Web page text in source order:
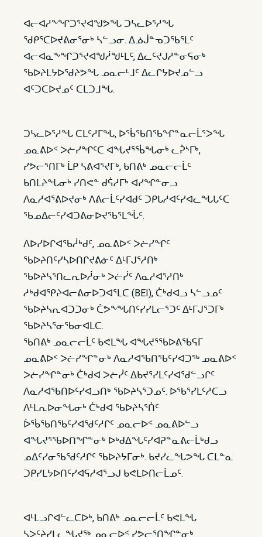
ᐊᓕᐊᓱᖕᖏᑐᕐᔪᐊᖑᕗᖓ ᑐᓴᓚᐅᕐᓱᖓ
ᖁᑭᕐᑕᐅᔪᕕᓂᕐᓂᒃ ᓴᓪᓗᓂ. ᐃᓅᒎᓐᓀᑐᖃᕐᒪᑦ
ᐊᓕᐊᓇᖕᖏᑐᕐᔪᐊᖑᓲᖑᒻᒪᑦ, ᐃᓚᑦᔪᒍᓱᓐᓂᕋᓂᒃ
ᖃᐅᔨᒪᔭᐅᖁᔨᕗᖓ ᓄᓇᓕᒻᒧᑦ ᐃᓚᒋᔭᐅᔪᓄᓪᓗ
ᐊᑦᑐᑕᐅᔪᓄᑦ ᑕᒪᑐᒧᖓ.
ᑐᓴᓚᐅᕐᓱᖓ ᑕᒪᑦᓱᒥᖓ, ᐅᖄᖃᑎᖃᖏᓐᓇᓕᒫᕐᐳᖓ
ᓄᓇᕕᐅᑉ ᐳᓖᓯᖏᑦᑕ ᐊᖓᔪᕐᖄᖓᓂᒃ ᓚᕉᔅᒥᒃ,
ᓯᕗᓕᕐᑎᒥᒃ ᒫᑭ ᓴᕕᐊᕐᔪᒥᒃ, ᑲᑎᕕᒃ ᓄᓇᓕᓕᒫᑦ
ᑲᑎᒪᔨᖓᓂᒃ ᓯᑎᕙᓐ ᑯᕌᓱᒥᒃ ᐊᓯᖏᓐᓂᓗ
ᐱᓇᓱᐊᕐᕕᐅᔪᓂᒃ ᐱᕕᓕᒫᑦᓯᐊᑯᑦ ᑐᑭᒐᓱᐊᑦᓯᐊᓚᖓᒐᑦᑕ
ᖃᓄᐃᓕᑦᓯᐊᑐᕕᓂᐅᔪᖃᕐᒪᖔᑦ.
ᐱᐅᓯᐅᒋᐊᖃᓲᒃᑯᑦ, ᓄᓇᕕᐅᑉ ᐳᓖᓯᖏᑦ
ᖃᐅᔨᑎᑦᓯᓴᐅᑎᒋᔪᕕᓃᑦ ᐃᒻᒥᒍᕐᓱᑎᒃ
ᖃᐅᔨᓴᕐᑎᓚᕆᐅᓲᓂᒃ ᐳᓖᓰᑦ ᐱᓇᓱᐊᕐᓱᑎᒃ
ᓱᒃᑯᐊᕿᔨᐊᓕᕕᓂᐅᑐᐊᕐᒪᑕ (BEI), ᑖᒃᑯᐊᓗ ᓴᓪᓗᓄᑦ
ᖃᐅᔨᓴᕆᐊᑐᑐᓂᒃ ᑖᕗᖕᖓᑎᑦᓯᓯᒪᓕᕐᑐᑦ ᐃᒻᒥᒍᕐᑐᒥᒃ
ᖃᐅᔨᓴᕐᓂᖃᓂᐊᒪᑕ.
ᖃᑎᕕᒃ ᓄᓇᓕᓕᒫᑦ ᑲᕙᒪᖓ ᐊᖓᔪᕐᖃᐅᕕᖃᕋᒥ
ᓄᓇᕕᐅᑉ ᐳᓖᓯᖏᓐᓂᒃ ᐱᓇᓱᐊᖃᑎᖃᑦᓯᐊᑐᖅ ᓄᓇᕕᐅᑉ
ᐳᓖᓯᖏᓐᓂᒃ ᑖᒃᑯᐊ ᐳᓖᓰᑦ ᐃᑲᔪᕐᓯᒪᑦᓯᐊᖁᓪᓗᒋᑦ
ᐱᓇᓱᐊᖃᑎᐅᑦᓯᐊᓗᑎᒃ ᖃᐅᔨᓴᕐᑐᓄᑦ. ᐅᖃᕐᓯᒪᑦᓱᑕᓗ
ᐱᒻᒪᕆᐅᓂᖓᓂᒃ ᑖᒃᑯᐊ ᖃᐅᔨᓴᕐᑏᑦ
ᐆᖄᖃᑎᖃᑦᓯᐊᖁᑦᓱᒋᑦ ᓄᓇᓕᐅᑉ ᓄᓇᕕᐅᓪᓗ
ᐊᖓᔪᕐᖃᐅᑎᖏᓐᓂᒃ ᐅᒃᑯᐃᖓᑦᓯᐊᕈᓐᓇᕕᓕᒫᒃᑯᓗ
ᓄᐃᑦᓯᓂᖃᖁᑦᓱᒋᑦ ᖃᐅᔨᔭᒥᓂᒃ. ᑲᔪᓯᓚᖓᕗᖓ ᑕᒪᓐᓇ
ᑐᑭᓯᒪᔭᐅᑎᑦᓯᐊᕋᓱᐊᕐᓗᒍ ᑲᕙᒪᐅᑎᓕᒫᓄᑦ.
ᐊᒻᒪᓗᒋᐊᓪᓚᑕᐅᒃ, ᑲᑎᕕᒃ ᓄᓇᓕᓕᒫᑦ ᑲᕙᒪᖓ
ᓴᐳᑦᔨᓯᒪᓚᖓᔪᖅ ᓄᓇᓕᐅᑉ ᓯᕗᓕᕐᑎᖏᓐᓂᒃ